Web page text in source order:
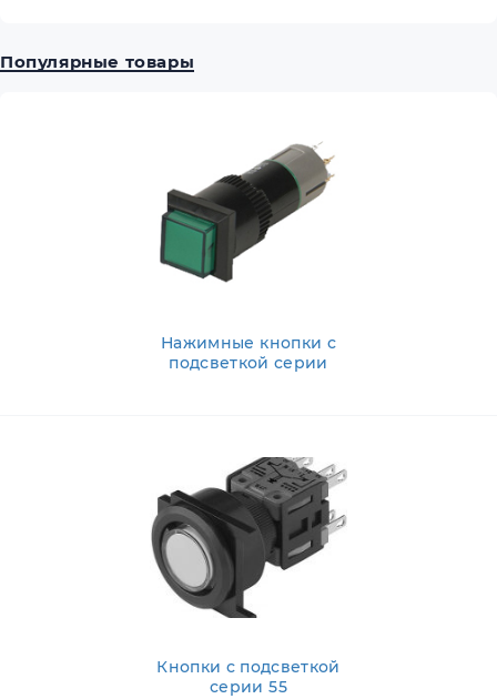
Популярные товары
Нажимные кнопки с
подсветкой серии
Кнопки с подсветкой
серии 55